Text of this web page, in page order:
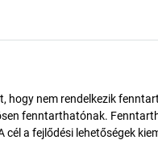
hogy nem rendelkezik
fenntarthatónak.
a fejlődési lehetőségek